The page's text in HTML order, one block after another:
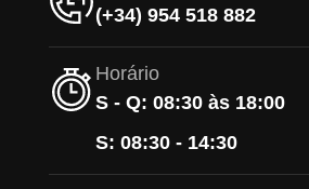
(+34) 954 518 882
Horário
S - Q: 08:30 às 18:00
S: 08:30 - 14:30